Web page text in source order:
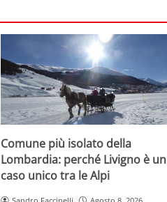
Comune più isolato della
Lombardia: perché Livigno è un
caso unico tra le Alpi